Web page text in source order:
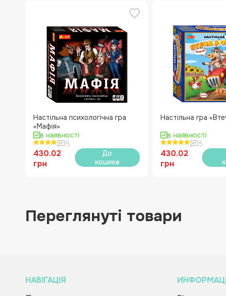
Настільна психологічна гра
«Мафія»
в наявності
5
430.02
грн
До
кошика
Настільна гра
в наявності
5
430.02
грн
Переглянуті товари
НАВІГАЦІЯ